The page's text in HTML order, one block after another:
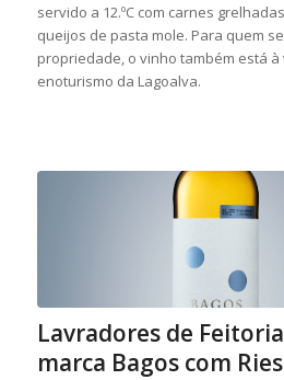
servido a 12.ºC com carnes
queijos de pasta mole. Para quem
propriedade, o vinho também está
enoturismo da Lagoalva.
Lavradores de
marca Bagos com